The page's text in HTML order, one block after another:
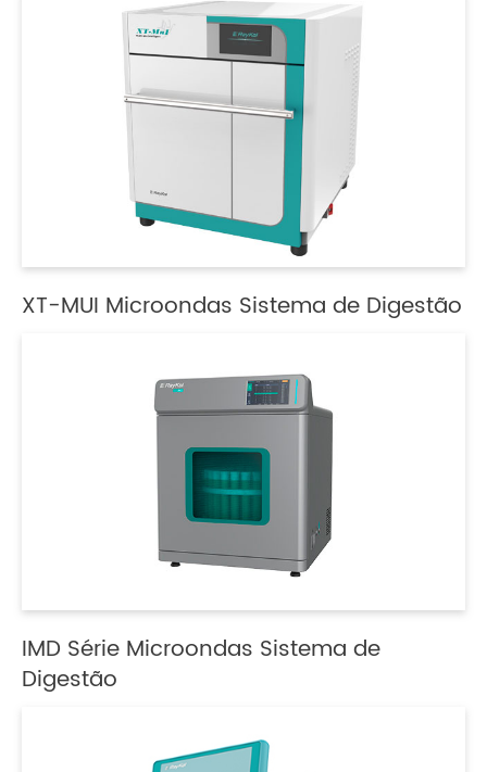
XT-MUI Microondas Sistema de Digestão
IMD Série Microondas Sistema de
Digestão